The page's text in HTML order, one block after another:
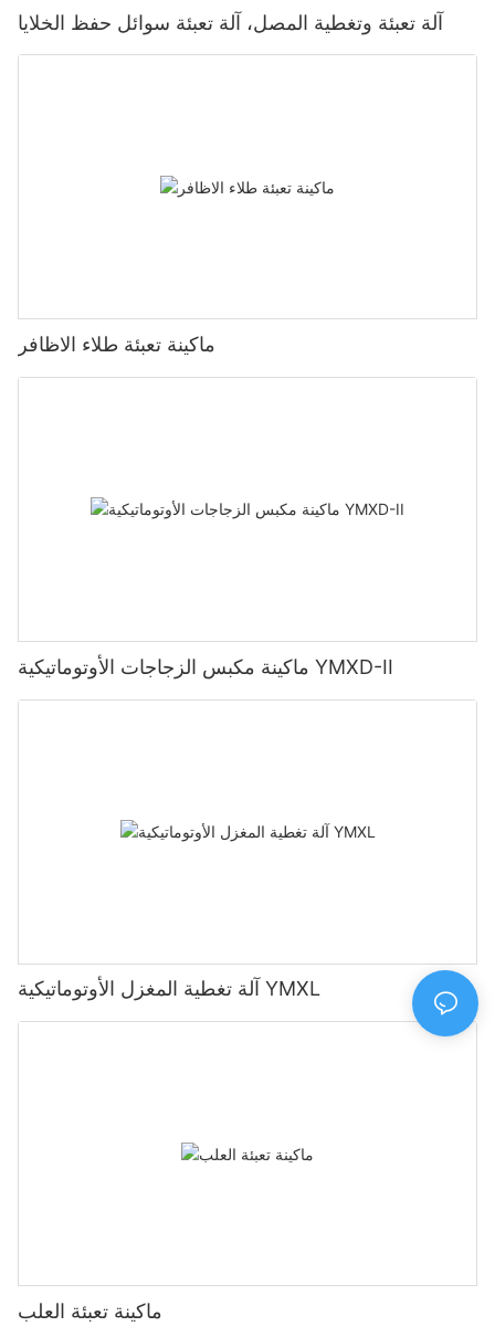
آلة تعبئة وتغطية المصل، آلة تعبئة سوائل حفظ الخلايا
ماكينة تعبئة طلاء الاظافر
ماكينة مكبس الزجاجات الأوتوماتيكية YMXD-II
آلة تغطية المغزل الأوتوماتيكية YMXL
ماكينة تعبئة العلب